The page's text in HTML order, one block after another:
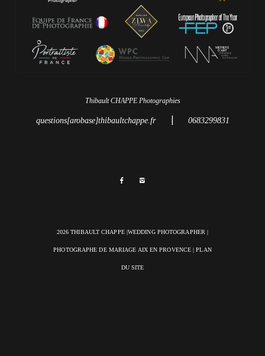
Thibault CHAPPE Photographies
questions[arobase]thibaultchappe.fr 0683299831
2026 THIBAULT CHAPPE |WEDDING PHOTOGRAPHER |
PHOTOGRAPHE DE MARIAGE AIX EN PROVENCE |PLAN
DU SITE